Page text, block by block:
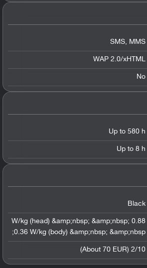
SMS, MMS
WAP 2.0/xHTML
No
Up to 580 h
Up to 8 h
Black
0.88 W/kg (head) &amp;nbsp; &amp;nbsp;
0.36 W/kg (body) &amp;nbsp; &amp;nbsp;
2/10 (About 70 EUR)